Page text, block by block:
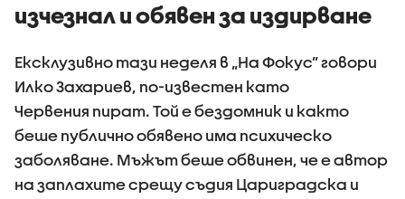
изчезнал и обявен за издирване
Ексклузивно тази неделя в „На Фокус” говори
Илко Захариев, по-известен като
Червения пират. Той е бездомник и както
беше публично обявено има психическо
заболяване. Мъжът беше обвинен, че е автор
на заплахите срещу съдия Цариградска и